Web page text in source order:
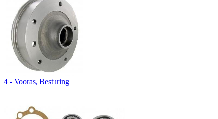
4 - Vooras, Besturing